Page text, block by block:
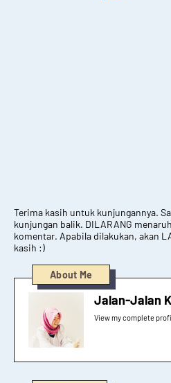
Terima kasih untuk kunjungannya.
kunjungan balik. DILARANG
komentar. Apabila dilakukan, akan
kasih :)
About Me
Jalan-Jalan
View my complete